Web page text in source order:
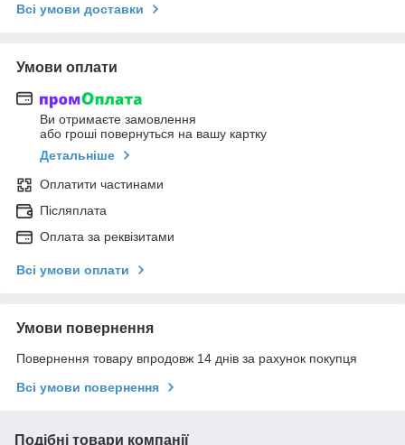
Всі умови доставки
Умови оплати
Ви отримаєте замовлення
або гроші повернуться на вашу картку
Детальніше
Оплатити частинами
Післяплата
Оплата за реквізитами
Всі умови оплати
Умови повернення
Повернення товару впродовж 14 днів за рахунок покупця
Всі умови повернення
Подібні товари компанії